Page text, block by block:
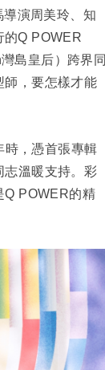
演周美玲、知
的Q POWER
島皇后）跨界同
師，要怎樣才能
時，憑首張專輯
志溫暖支持。彩
Q POWER的精